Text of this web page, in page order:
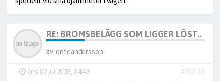
RE: BROMSBELÄGG SOM LIGGER LÖST..
avjonteandersson
- ons 02 jul 2008, 14:49
#202118